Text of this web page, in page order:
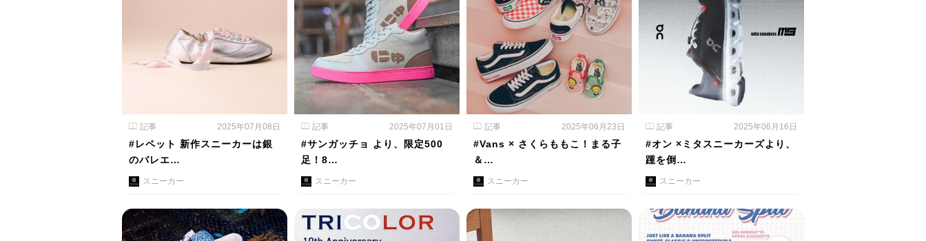
記事 2025年07月08日
#レペット 新作スニーカーは銀
のバレエ…
スニーカー
記事 2025年07月01日
#サンガッチョ より、限定500
足！8…
スニーカー
記事 2025年06月23日
#Vans × さくらももこ！まる子
＆…
スニーカー
記事 2025年06月16日
#オン ×ミタスニーカーズより、
踵を倒…
スニーカー